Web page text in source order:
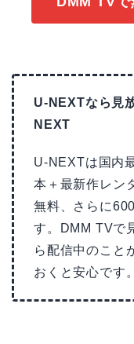
U-NEXTなら見
NEXT
U-NEXTは国内
本＋最新作レン
無料、さらに
す。DMM TVで
ら配信中のこと
おくと安心です。